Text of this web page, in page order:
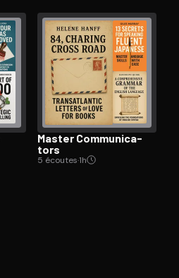
Master Com­mu­ni­ca­
tors
5 écoutes·1h